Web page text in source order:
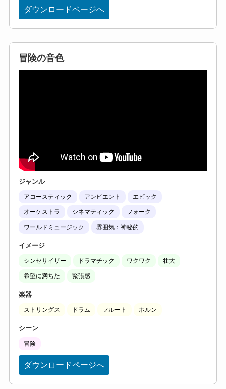
ダウンロードページへ
冒険の音色
ジャンル
アコースティック アンビエント エピック
オーケストラ シネマティック フォーク
ワールドミュージック 雰囲気：神秘的
イメージ
シンセサイザー ドラマチック ワクワク 壮大
希望に満ちた 緊張感
楽器
ストリングス ドラム フルート ホルン
シーン
冒険
ダウンロードページへ